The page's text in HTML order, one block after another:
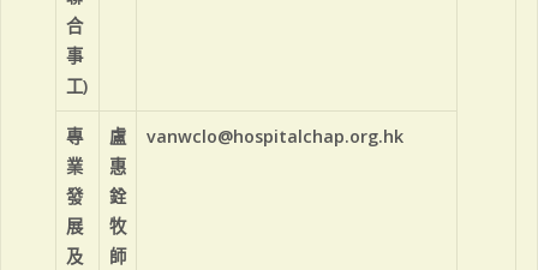
合
事
工)
專
業
發
展
及
盧
惠
銓
牧
師
vanwclo@hospitalchap.org.hk